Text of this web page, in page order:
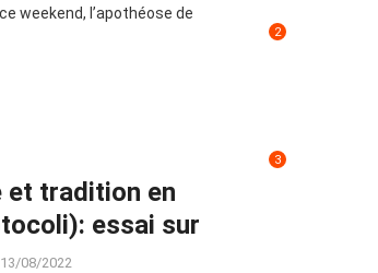
weekend, l’apothéose de
et tradition en
essai sur
13/08/2022
2
3